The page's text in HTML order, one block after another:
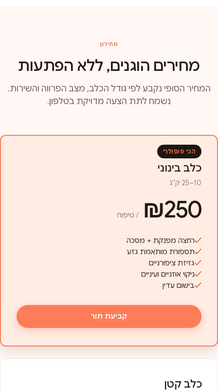
מחירון
מחירים הוגנים, ללא הפתעות
המחיר הסופי נקבע לפי גודל הכלב, מצב הפרווה והשירות.
נשמח לתת הצעה מדויקת בטלפון.
כלב קטן
הכי פופולרי
כלב בינוני
10–25 ק"ג
₪250 / טיפוח
רחצה מפנקת + מסכה
תספורת מותאמת גזע
גזיזת ציפורניים
ניקוי אוזניים ועיניים
בישום עדין
קביעת תור